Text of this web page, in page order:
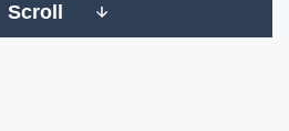
Scroll